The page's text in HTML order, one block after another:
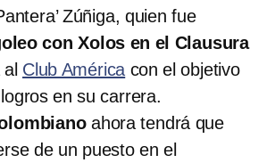
Zúñiga, quien fue
con Xolos en el Clausura
Club América con el objetivo
en su carrera.
ahora tendrá que
de un puesto en el